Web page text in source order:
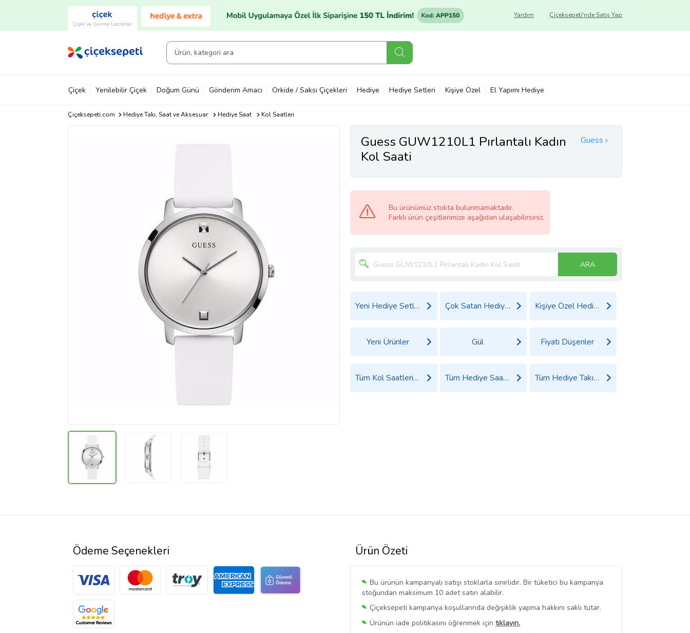
Çiçek ve Gurme Lezzetler
Çiçeksepeti'nde Satış Yap
Yardım
Çiçek Yenilebilir Çiçek Doğum Günü Gönderim Amacı Orkide / Saksı Çiçekleri Hediye Hediye Setleri Kişiye Özel El Yapımı Hediye
Çiçeksepeti.com Hediye Takı, Saat ve Aksesuar Hediye Saat Kol Saatleri
Guess
Guess GUW1210L1 Pırlantalı Kadın
Kol Saati
Bu ürünümüz stokta bulunmamaktadır.
Farklı ürün çeşitlerimize aşağıdan ulaşabilirsiniz.
ARA
Yeni Hediye Setleri Çok Satan Hediyeler Kişiye Özel Hediyeler
Yeni Ürünler Gül Fiyatı Düşenler
Tüm Kol Saatleri Ürünleri Tüm Hediye Saat Ürünleri Tüm Hediye Takı, Saat ve Aksesuar Ürünleri
Ürün Özeti
Bu ürünün kampanyalı satışı stoklarla sınırlıdır. Bir tüketici bu kampanya
stoğundan maksimum 10 adet satın alabilir.
Çiçeksepeti kampanya koşullarında değişiklik yapma hakkını saklı tutar.
Ürünün iade politikasını öğrenmek için tıklayın.
Ödeme Seçenekleri